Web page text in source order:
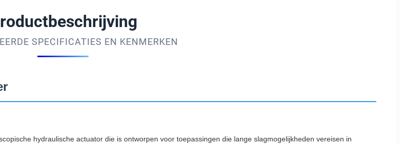
SPECIFICATIES EN KENMERKEN
hydraulische actuator die is ontworpen voor toepassingen die lange slagmogelijkheden vereisen in